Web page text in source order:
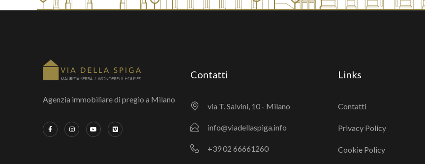
Agenzia immobiliare di pregio a Milano
Contatti
via T. Salvini, 10 - Milano
info@viadellaspiga.info
+39 02 66661260
Links
Contatti
Privacy Policy
Cookie Policy